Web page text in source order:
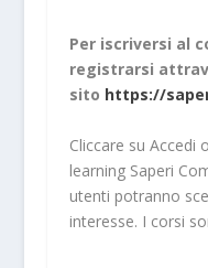
Per iscriversi al
registrarsi
sito https://
Cliccare su Accedi
learning Saperi
utenti potranno
interesse. I corsi